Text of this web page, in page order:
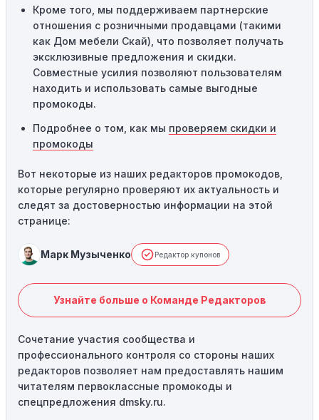
Кроме того, мы поддерживаем партнерские
отношения с розничными продавцами (такими
как Дом мебели Скай), что позволяет получать
эксклюзивные предложения и скидки.
Совместные усилия позволяют пользователям
находить и использовать самые выгодные
промокоды.
Подробнее о том, как мы проверяем скидки и
промокоды
Вот некоторые из наших редакторов промокодов,
которые регулярно проверяют их актуальность и
следят за достоверностью информации на этой
странице:
Марк Музыченко Редактор купонов
Узнайте больше о Команде Редакторов
Сочетание участия сообщества и
профессионального контроля со стороны наших
редакторов позволяет нам предоставлять нашим
читателям первоклассные промокоды и
спецпредложения dmsky.ru.